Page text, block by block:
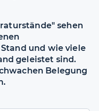
sehen
und wie viele
geleistet sind.
Belegung